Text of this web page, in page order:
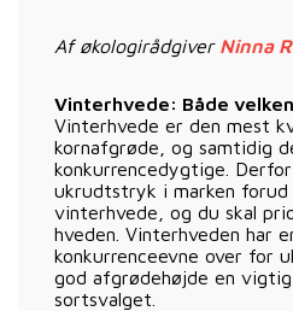
Af økologirådgiver Ninna
Vinterhvede: Både
Vinterhvede er den mest
kornafgrøde, og samtidig
konkurrencedygtige.
ukrudtstryk i marken
vinterhvede, og du skal
hveden. Vinterhveden har
konkurrenceevne over for
god afgrødehøjde en
sortsvalget.